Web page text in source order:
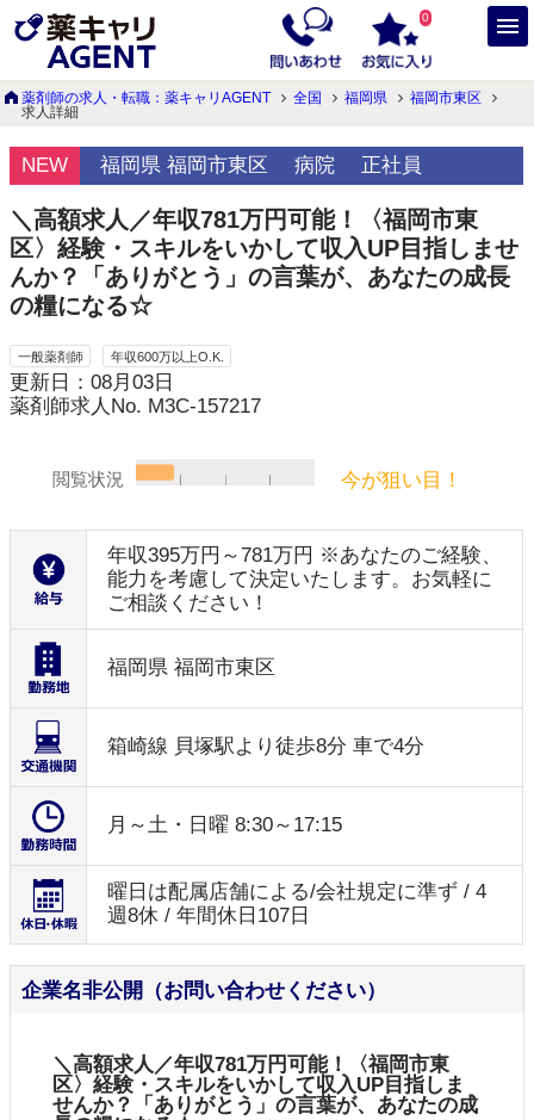
0
薬剤師の求人・転職：薬キャリAGENT 全国 福岡県
福岡市東区
求人詳細
NEW 福岡県 福岡市東区 病院 正社員
＼高額求人／年収781万円可能！〈福岡市東
区〉経験・スキルをいかして収入UP目指しませ
んか？「ありがとう」の言葉が、あなたの成長
の糧になる☆
一般薬剤師 年収600万以上O.K.
更新日：08月03日
薬剤師求人No. M3C-157217
閲覧状況 今が狙い目！
年収395万円～781万円 ※あなたのご経験、
能力を考慮して決定いたします。お気軽に
ご相談ください！
福岡県 福岡市東区
箱崎線 貝塚駅より徒歩8分 車で4分
月～土・日曜 8:30～17:15
曜日は配属店舗による/会社規定に準ず / 4
週8休 / 年間休日107日
企業名非公開（お問い合わせください）
＼高額求人／年収781万円可能！〈福岡市東
区〉経験・スキルをいかして収入UP目指しま
せんか？「ありがとう」の言葉が、あなたの成